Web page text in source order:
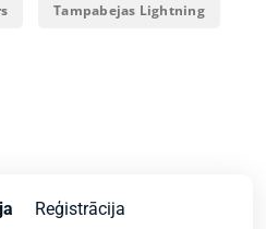
Tampabejas Lightning
Reģistrācija